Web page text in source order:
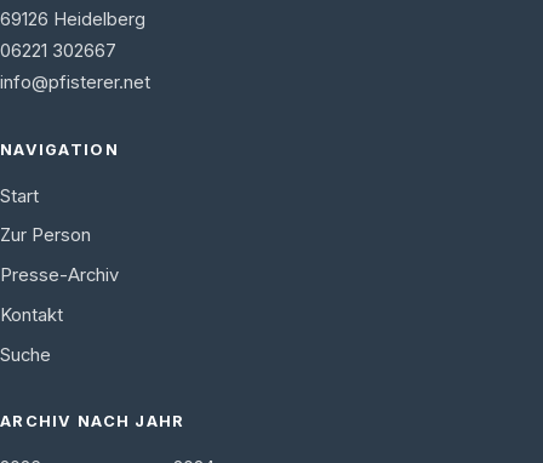
69126 Heidelberg
06221 302667
info@pfisterer.net
NAVIGATION
Start
Zur Person
Presse-Archiv
Kontakt
Suche
ARCHIV NACH JAHR